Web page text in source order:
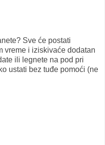
Sve će postati
vreme i iziskivaće dodatan
ili legnete na pod pri
ustati bez tuđe pomoći (ne